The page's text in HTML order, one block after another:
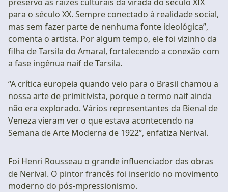
para o século XX. Sempre conectado à realidade social,
mas sem fazer parte de nenhuma fonte ideológica”,
comenta o artista. Por algum tempo, ele foi vizinho da
filha de Tarsila do Amaral, fortalecendo a conexão com
a fase ingênua naif de Tarsila.
“A crítica europeia quando veio para o Brasil chamou a
nossa arte de primitivista, porque o termo naif ainda
não era explorado. Vários representantes da Bienal de
Veneza vieram ver o que estava acontecendo na
Semana de Arte Moderna de 1922”, enfatiza Nerival.
Foi Henri Rousseau o grande influenciador das obras
de Nerival. O pintor francês foi inserido no movimento
moderno do pós-mpressionismo.